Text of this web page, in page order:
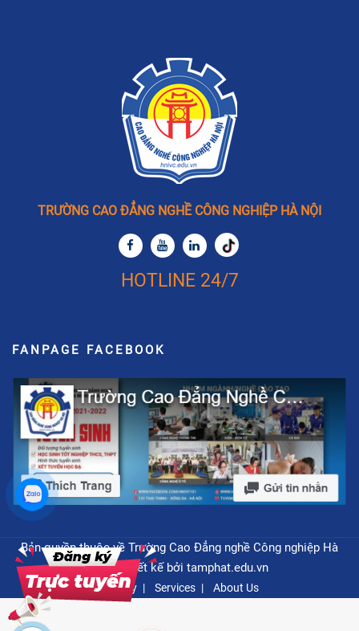
TRƯỜNG CAO ĐẲNG NGHỀ CÔNG NGHIỆP HÀ NỘI
HOTLINE 24/7
FANPAGE FACEBOOK
Bản quyền thuộc về Trường Cao Đẳng nghề Công nghiệp Hà
Nội - Thiết kế bởi tamphat.edu.vn
Privacy Services About Us